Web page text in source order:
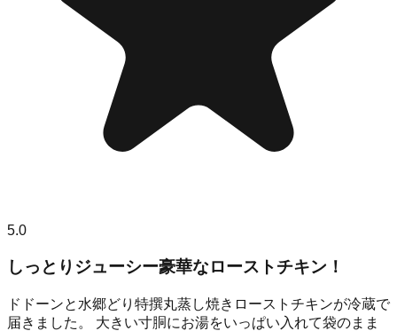
5.0
しっとりジューシー豪華なローストチキン！
ドドーンと水郷どり特撰丸蒸し焼きローストチキンが冷蔵で
届きました。 大きい寸胴にお湯をいっぱい入れて袋のまま